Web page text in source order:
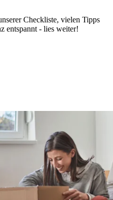
Checkliste, vielen Tipps
entspannt - lies weiter!